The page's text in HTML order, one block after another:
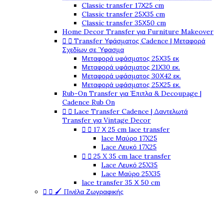
Classic transfer 17Χ25 cm
Classic transfer 25Χ35 cm
Classic transfer 35Χ50 cm
Home Decor Transfer για Furniture Makeover
  Transfer Υφάσματος Cadence | Μεταφορά
Σχεδίων σε Ύφασμα
Μεταφορά υφάσματος 25Χ35 εκ
Μεταφορά υφάσματος 21Χ30 εκ.
Μεταφορά υφάσματος 30Χ42 εκ.
Μεταφορά υφάσματος 25Χ25 εκ.
Rub-On Transfer για Έπιπλα & Decoupage |
Cadence Rub On
  Lace Transfer Cadence | Δαντελωτά
Transfer για Vintage Decor
  17 Χ 25 cm lace transfer
lace Μαύρο 17X25
Lace Λευκό 17X25
  25 X 35 cm lace transfer
Lace Λευκό 25X35
Lace Μαύρο 25X35
lace transfer 35 Χ 50 cm
  🖌️ Πινέλα Ζωγραφικής